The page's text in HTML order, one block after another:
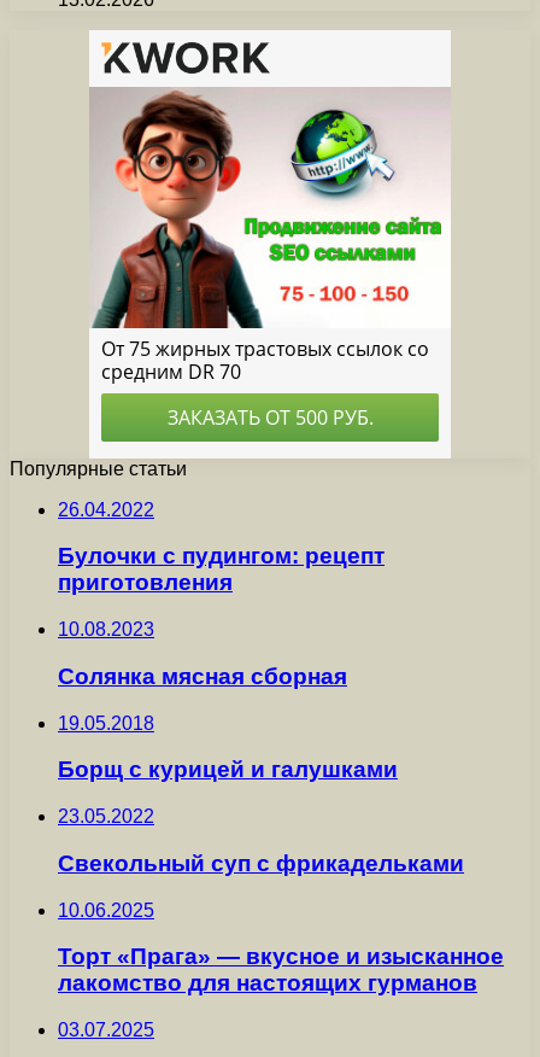
Популярные статьи
26.04.2022
Булочки с пудингом: рецепт
приготовления
10.08.2023
Солянка мясная сборная
19.05.2018
Борщ с курицей и галушками
23.05.2022
Свекольный суп с фрикадельками
10.06.2025
Торт «Прага» — вкусное и изысканное
лакомство для настоящих гурманов
03.07.2025